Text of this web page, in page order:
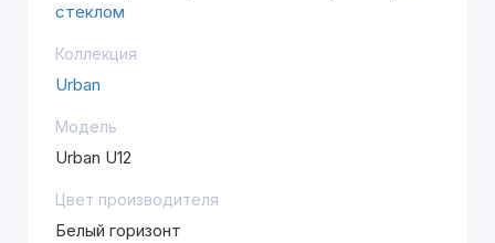
стеклом
Коллекция
Urban
Модель
Urban U12
Цвет производителя
Белый горизонт